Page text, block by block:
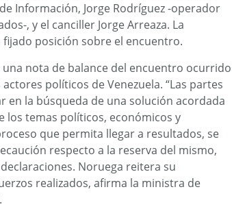
Información, Jorge Rodríguez -operador
, y el canciller Jorge Arreaza. La
posición sobre el encuentro.
nota de balance del encuentro ocurrido
políticos de Venezuela. “Las partes
en la búsqueda de una solución acordada
los temas políticos, económicos y
que permita llegar a resultados, se
respecto a la reserva del mismo,
Noruega reitera su
realizados, afirma la ministra de